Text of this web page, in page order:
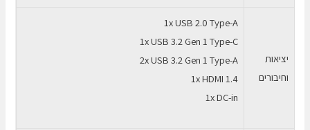
יציאות
וחיבורים
1x USB 2.0 Type-A
1x USB 3.2 Gen 1 Type-C
2x USB 3.2 Gen 1 Type-A
1x HDMI 1.4
1x DC-in